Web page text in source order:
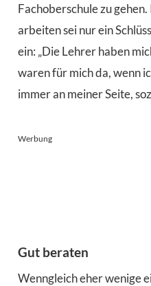
Fachoberschule zu
arbeiten sei nur ein
ein: „Die Lehrer haben
waren für mich da, wenn
immer an meiner Seite,
Werbung
Gut beraten
Wenngleich eher wenige